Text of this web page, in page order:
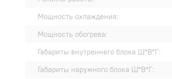
Мощность охлаждения:
Мощность обогрева:
Габариты внутреннего блока Ш*В*Г:
Габариты наружного блока Ш*В*Г: